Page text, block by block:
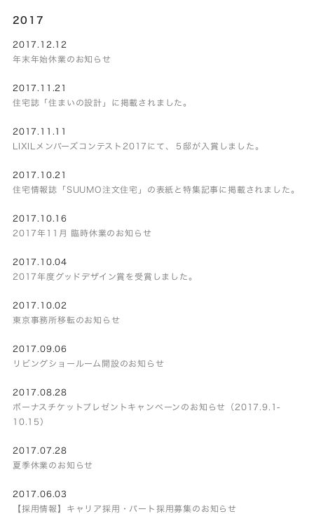
2017
2017.12.12
年末年始休業のお知らせ
2017.11.21
住宅誌「住まいの設計」に掲載されました。
2017.11.11
LIXILメンバーズコンテスト2017にて、５邸が入賞しました。
2017.10.21
住宅情報誌「SUUMO注文住宅」の表紙と特集記事に掲載されました。
2017.10.16
2017年11月 臨時休業のお知らせ
2017.10.04
2017年度グッドデザイン賞を受賞しました。
2017.10.02
東京事務所移転のお知らせ
2017.09.06
リビングショールーム開設のお知らせ
2017.08.28
ボーナスチケットプレゼントキャンペーンのお知らせ（2017.9.1-
10.15）
2017.07.28
夏季休業のお知らせ
2017.06.03
【採用情報】キャリア採用・パート採用募集のお知らせ